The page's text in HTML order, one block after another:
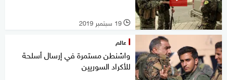
l 19 سبتمبر 2019
عالم
واشنطن مستمرة في إرسال أسلحة
للأكراد السوريين